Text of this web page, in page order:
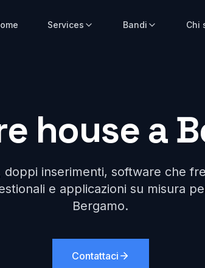
Services Bandi Chi
house a
doppi inserimenti, software che
e applicazioni su misura
Bergamo.
Contattaci